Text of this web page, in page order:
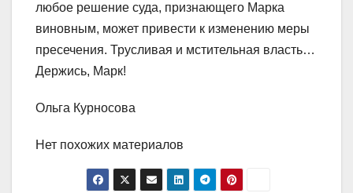
любое решение суда, признающего Марка
виновным, может привести к изменению меры
пресечения. Трусливая и мстительная власть…
Держись, Марк!
Ольга Курносова
Нет похожих материалов